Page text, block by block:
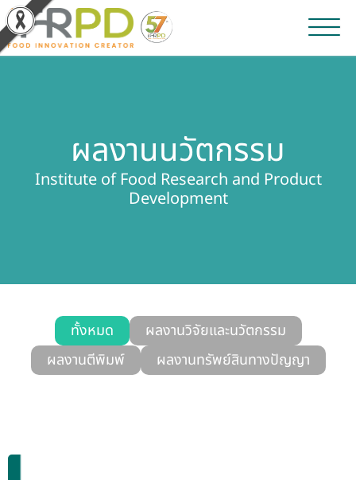
ผลิตภัณฑ์และจำหน่าย
เกี่ยวกับสถาบัน
บุคลากรสถาบัน
รับข้อร้องเรียนและข้อเสนอแนะ
ผลงานนวัตกรรม
Institute of Food Research and Product
Development
ทั้งหมด
ผลงานวิจัยและนวัตกรรม
ผลงานตีพิมพ์
ผลงานทรัพย์สินทางปัญญา